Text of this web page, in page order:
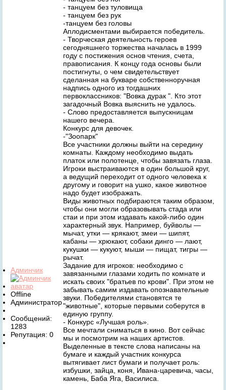
Админчик
Offline
Администратор
Сообщений:
1283
Репутация: 0
- танцуем без туловища
- танцуем без рук
-танцуем без головы
Аплодисментами выбирается победитель.
- Творческая деятельность героев
сегодняшнего торжества началась в 1999
году с постижения основ чтения, счета,
правописания. К концу года основы были
постигнуты, о чем свидетельствует
сделанная на букваре собственноручная
надпись одного из тогдашних
первоклассников: "Вовка дурак ". Кто этот
загадочный Вовка выяснить не удалось.
- Слово предоставляется выпускницам
нашего вечера.
Конкурс для девочек.
-"Зоопарк"
Все участники должны выйти на середину
комнаты. Каждому необходимо выдать
платок или полотенце, чтобы завязать глаза.
Игроки выстраиваются в один большой круг,
а ведущий переходит от одного человека к
другому и говорит на ушко, какое животное
надо будет изображать.
Виды животных подбираются таким образом,
чтобы они могли образовывать стада или
стаи и при этом издавать какой-либо один
характерный звук. Например, буйволы —
мычат, утки — крякают, змеи — шипят,
кабаны — хрюкают, собаки динго — лают,
кукушки — кукуют, мыши — пищат, тигры —
рычат.
Задание для игроков: необходимо с
завязанными глазами ходить по комнате и
искать своих "братьев по крови". При этом не
забывать самим издавать опознавательные
звуки. Победителями становятся те
"животные", которые первыми соберутся в
единую группу.
- Конкурс «Лучшая роль».
Все мечтали сниматься в кино. Вот сейчас
мы и посмотрим на наших артистов.
Выделенные в тексте слова написаны на
бумаге и каждый участник конкурса
вытягивает лист бумаги и получает роль:
избушки, зайца, коня, Ивана-царевича, часы,
камень, Баба Яга, Василиса.